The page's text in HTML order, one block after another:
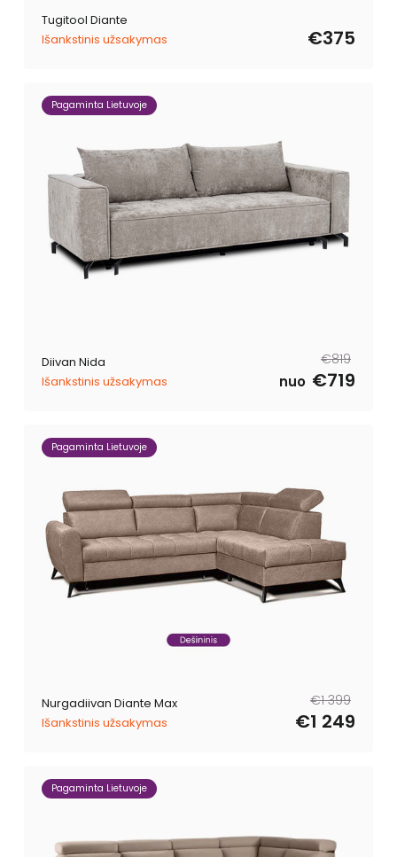
Tugitool Diante
Išankstinis užsakymas
€375
Pagaminta Lietuvoje
Diivan Nida
Išankstinis užsakymas
Tavahind
€819
Müügihind
nuo €719
Pagaminta Lietuvoje
Nurgadiivan Diante Max
Išankstinis užsakymas
Tavahind
€1 399
Müügihind
€1 249
Pagaminta Lietuvoje